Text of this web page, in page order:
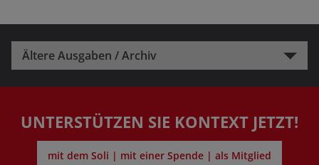
Ältere Ausgaben / Archiv
UNTERSTÜTZEN SIE KONTEXT JETZT!
mit dem Soli | mit einer Spende | als Mitglied